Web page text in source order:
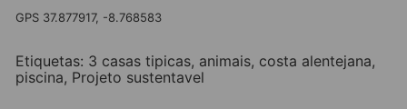
GPS 37.877917, -8.768583
Etiquetas: 3 casas tipicas, animais, costa alentejana,
piscina, Projeto sustentavel